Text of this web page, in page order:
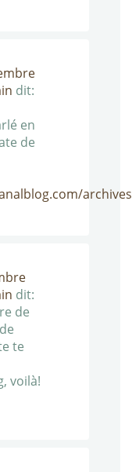
dit:
en
de
dit:
de
te
voilà!